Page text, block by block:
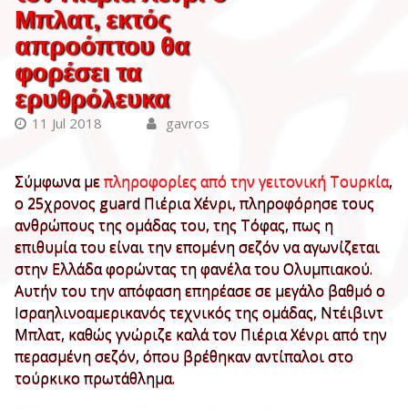
Μπλατ, εκτός
απροόπτου θα
φορέσει τα
ερυθρόλευκα
11 Jul 2018 gavros
Σύμφωνα μεπληροφορίες από την γειτονική Τουρκία,
ο 25χρονος guard Πιέρια Χένρι, πληροφόρησε τους
ανθρώπους της ομάδας του, της Τόφας, πως η
επιθυμία του είναι την επομένη σεζόν να αγωνίζεται
στην Ελλάδα φορώντας τη φανέλα του Ολυμπιακού.
Αυτήν του την απόφαση επηρέασε σε μεγάλο βαθμό ο
Ισραηλινοαμερικανός τεχνικός της ομάδας, Ντέιβιντ
Μπλατ, καθώς γνώριζε καλά τον Πιέρια Χένρι από την
περασμένη σεζόν, όπου βρέθηκαν αντίπαλοι στο
τούρκικο πρωτάθλημα.